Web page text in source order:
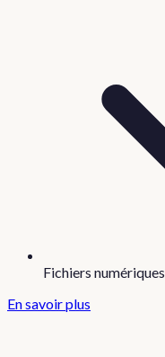
Fichiers numériques
En savoir plus